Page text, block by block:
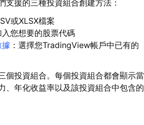
支援的三種投資組合創建方法：
或XLSX檔案
入您想要的股票代碼
：選擇您TradingView帳戶中已有的
個投資組合。每個投資組合都會顯示當
、年化收益率以及該投資組合中包含的